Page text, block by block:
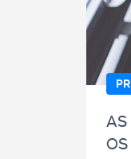
AS